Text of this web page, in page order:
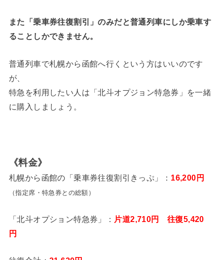
また「乗車券往復割引」のみだと普通列車にしか乗車す
ることしかできません。
普通列車で札幌から函館へ行くという方はいいのです
が、
特急を利用したい人は「北斗オプジョン特急券」を一緒
に購入しましょう。
《料金》
札幌から函館の「乗車券往復割引きっぷ」： 16,200 円
（指定席・特急券との総額）
「北斗オプション特急券」： 片道2,710円 往復5,420
円